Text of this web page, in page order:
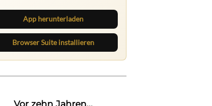
App herunterladen
Browser Suite installieren